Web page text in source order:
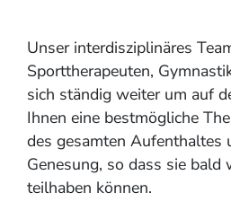
Unser interdisziplinäres
Sporttherapeuten,
sich ständig weiter um auf
Ihnen eine bestmögliche
des gesamten Aufenthaltes
Genesung, so dass sie
teilhaben können.